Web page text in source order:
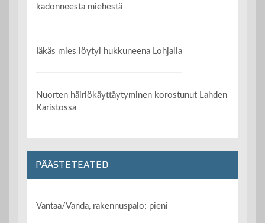
kadonneesta miehestä
Iäkäs mies löytyi hukkuneena Lohjalla
Nuorten häiriökäyttäytyminen korostunut Lahden
Karistossa
PÄÄSTETEATED
Vantaa/Vanda, rakennuspalo: pieni